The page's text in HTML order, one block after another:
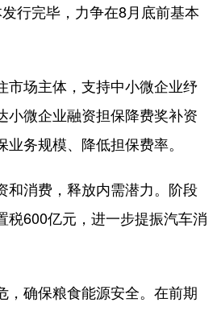
行完毕，力争在8月底前基本
场主体，支持中小微企业纾
小微企业融资担保降费奖补资
务规模、降低担保费率。
消费，释放内需潜力。阶段
税600亿元，进一步提振汽车消
确保粮食能源安全。在前期